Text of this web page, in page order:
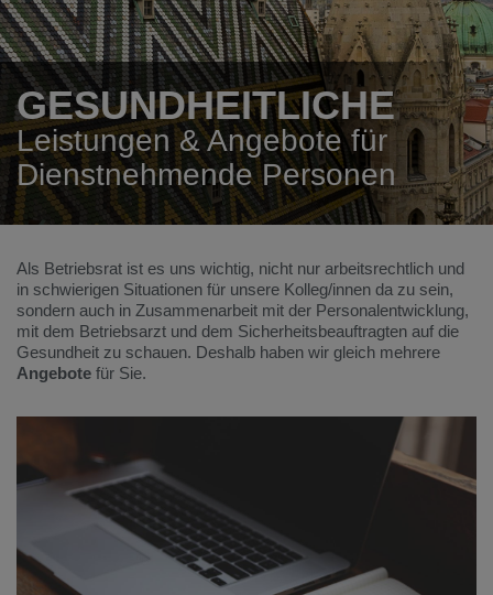
GESUNDHEITLICHE
Leistungen & Angebote für
Dienstnehmende Personen
Als Betriebsrat ist es uns wichtig, nicht nur arbeitsrechtlich und
in schwierigen Situationen für unsere Kolleg/innen da zu sein,
sondern auch in Zusammenarbeit mit der Personalentwicklung,
mit dem Betriebsarzt und dem Sicherheitsbeauftragten auf die
Gesundheit zu schauen. Deshalb haben wir gleich mehrere
Angebote für Sie.